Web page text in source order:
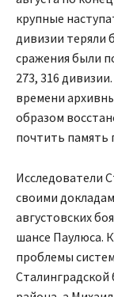
крупные
дивизии теряли
сражения были
273, 316
времени
образом
почтить память
Исследователи
своими
августовских
шансе Паулюса.
проблемы